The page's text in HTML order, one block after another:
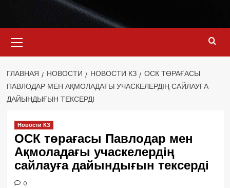
меню
ГЛАВНАЯ НОВОСТИ НОВОСТИ КЗ
ОСК ТӨРАҒАСЫ
ПАВЛОДАР МЕН АҚМОЛАДАҒЫ УЧАСКЕЛЕРДІҢ САЙЛАУҒА
ДАЙЫНДЫҒЫН ТЕКСЕРДІ
Новости КЗ
ОСК төрағасы Павлодар мен
Ақмоладағы учаскелердің
сайлауға дайындығын тексерді
0